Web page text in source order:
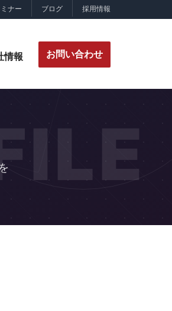
ナー ブログ 採用情報
情報 お問い合わせ